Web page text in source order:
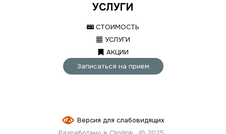
УСЛУГИ
СТОИМОСТЬ
УСЛУГИ
АКЦИИ
Записаться на прием
Версия для слабовидящих